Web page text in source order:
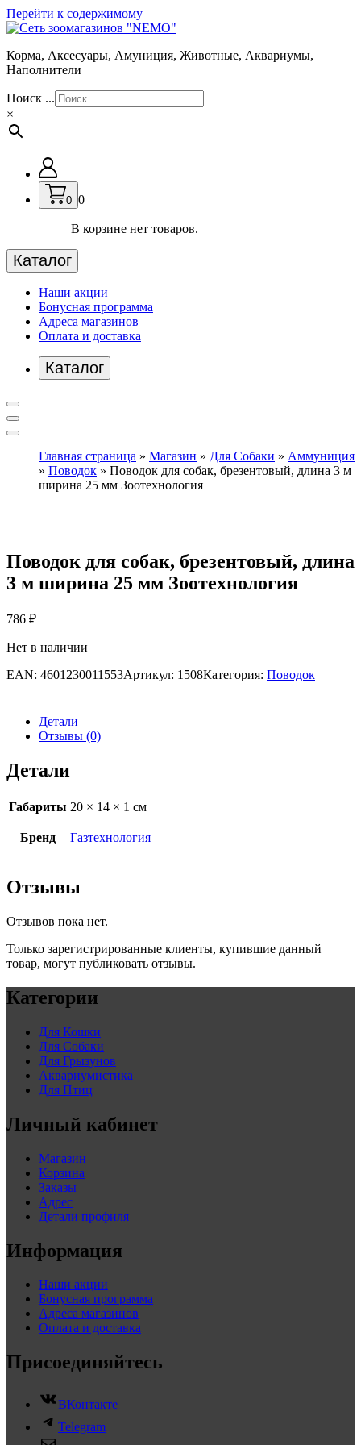
Перейти к содержимому
Корма, Аксесуары, Амуниция, Животные, Аквариумы,
Наполнители
Поиск ...
×
0 0
В корзине нет товаров.
Каталог
Наши акции
Бонусная программа
Адреса магазинов
Оплата и доставка
Каталог
Главная страница » Магазин » Для Собаки » Аммуниция
» Поводок » Поводок для собак, брезентовый, длина 3 м
ширина 25 мм Зоотехнология
Поводок для собак, брезентовый, длина
3 м ширина 25 мм Зоотехнология
786 ₽
Нет в наличии
EAN: 4601230011553Артикул: 1508Категория: Поводок
Детали
Отзывы (0)
Детали
Габариты 20 × 14 × 1 см
Бренд Газтехнология
Отзывы
Отзывов пока нет.
Только зарегистрированные клиенты, купившие данный
товар, могут публиковать отзывы.
Категории
Для Кошки
Для Собаки
Для Грызунов
Аквариумистика
Для Птиц
Личный кабинет
Магазин
Корзина
Заказы
Адрес
Детали профиля
Информация
Наши акции
Бонусная программа
Адреса магазинов
Оплата и доставка
Присоединяйтесь
ВКонтакте
Telegram